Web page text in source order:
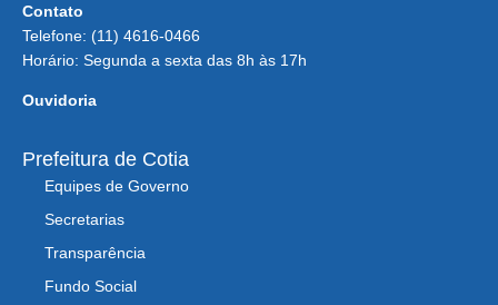
Contato
Telefone: (11) 4616-0466
Horário: Segunda a sexta das 8h às 17h
Ouvidoria
Prefeitura de Cotia
Equipes de Governo
Secretarias
Transparência
Fundo Social